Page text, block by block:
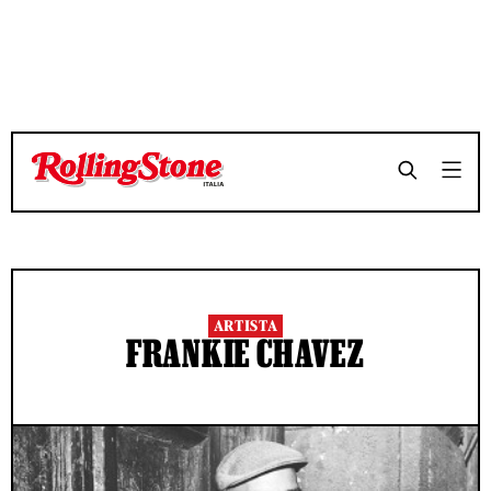
ARTISTA
FRANKIE CHAVEZ